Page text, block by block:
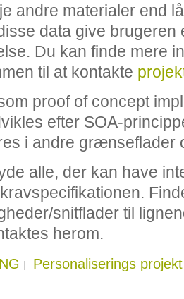
andre materialer end
data give brugeren
Du kan finde mere
til at kontakte
proof of concept
efter SOA-
i andre grænseflader
alle, der kan have
snitflader til
herom.
Personaliserings projekt